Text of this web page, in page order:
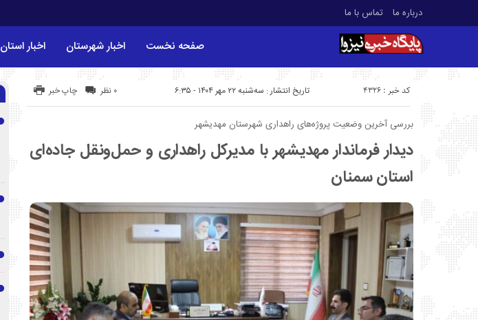
درباره ما تماس با ما
صفحه نخست اخبار شهرستان اخبار استان
تاریخ انتشار : سه‌شنبه ۲۲ مهر ۱۴۰۴ - ۶:۳۵ کد خبر : 4326 چاپ خبر ۰ نظر
بررسی آخرین وضعیت پروژه‌های راهداری شهرستان مهدیشهر
دیدار فرماندار مهدیشهر با مدیرکل راهداری و حمل‌ونقل جاده‌ای
استان سمنان